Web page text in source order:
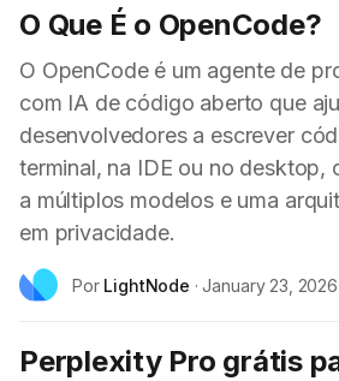
O Que É o OpenCode?
O OpenCode é um agente de
com IA de código aberto que
desenvolvedores a escrever
terminal, na IDE ou no desktop,
a múltiplos modelos e uma
em privacidade.
Por LightNode ·January 23, 2026
Perplexity Pro grátis